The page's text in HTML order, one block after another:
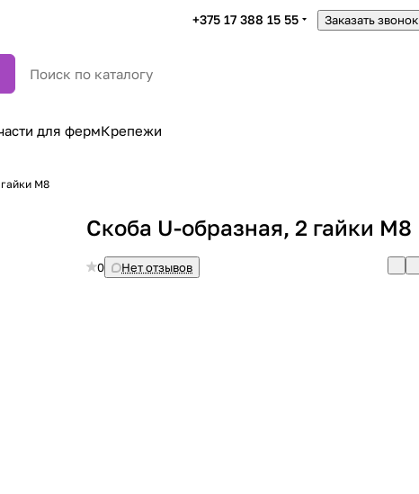
+375 17 388 15 55 Заказать звонок
для фермКрепежи
М8
Скоба U-образная, 2 гайки М8
0 Нет отзывов